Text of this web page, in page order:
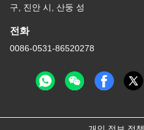
구, 진안 시, 산둥 성
전화
0086-0531-86520278